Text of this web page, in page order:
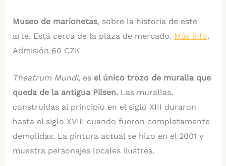
Museo de marionetas, sobre la historia de este
arte. Está cerca de la plaza de mercado. Más info.
Admisión 60 CZK
Theatrum Mundi, es el único trozo de muralla que
queda de la antigua Pilsen.Las murallas,
construidas al principio en el siglo XIII duraron
hasta el siglo XVIII cuando fueron completamente
demolidas. La pintura actual se hizo en el 2001 y
muestra personajes locales ilustres.